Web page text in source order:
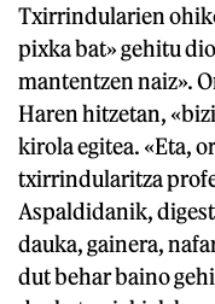
Txirrindularien
pixka bat» gehitu
mantentzen naiz».
Haren hitzetan,
kirola egitea. «Eta,
txirrindularitza
Aspaldidanik,
dauka, gainera,
dut behar baino